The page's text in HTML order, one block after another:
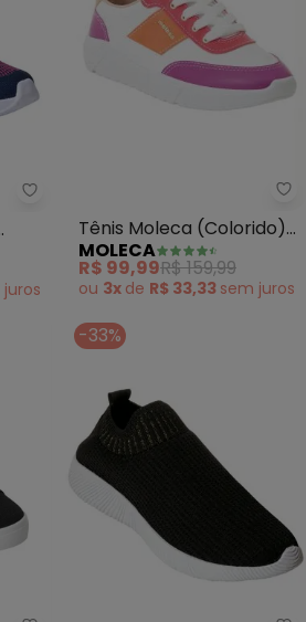
Perfecta - Tênis (Marinho) em
juros
Tênis Moleca (Colorido)
em Sintético
MOLECA
R$ 99,99R$ 159,99
ou 3x de R$ 33,33 sem juros
-33%